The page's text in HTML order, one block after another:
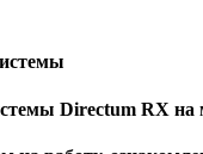
Directum RX